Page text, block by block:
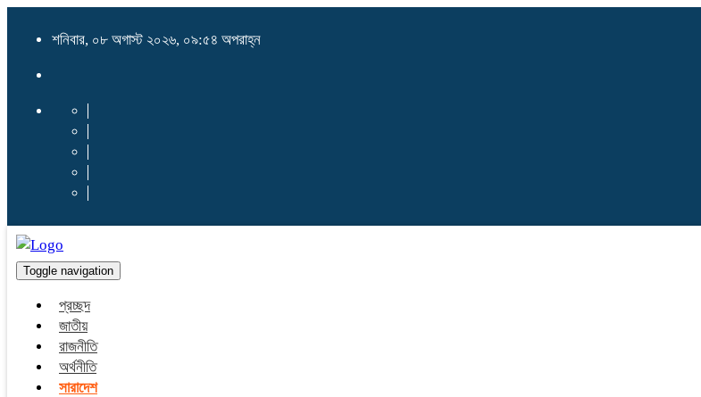
শনিবার, ০৮ অগাস্ট ২০২৬, ০৯:৫৪ অপরাহ্ন
Toggle navigation
প্রচ্ছদ
জাতীয়
রাজনীতি
অর্থনীতি
সারাদেশ